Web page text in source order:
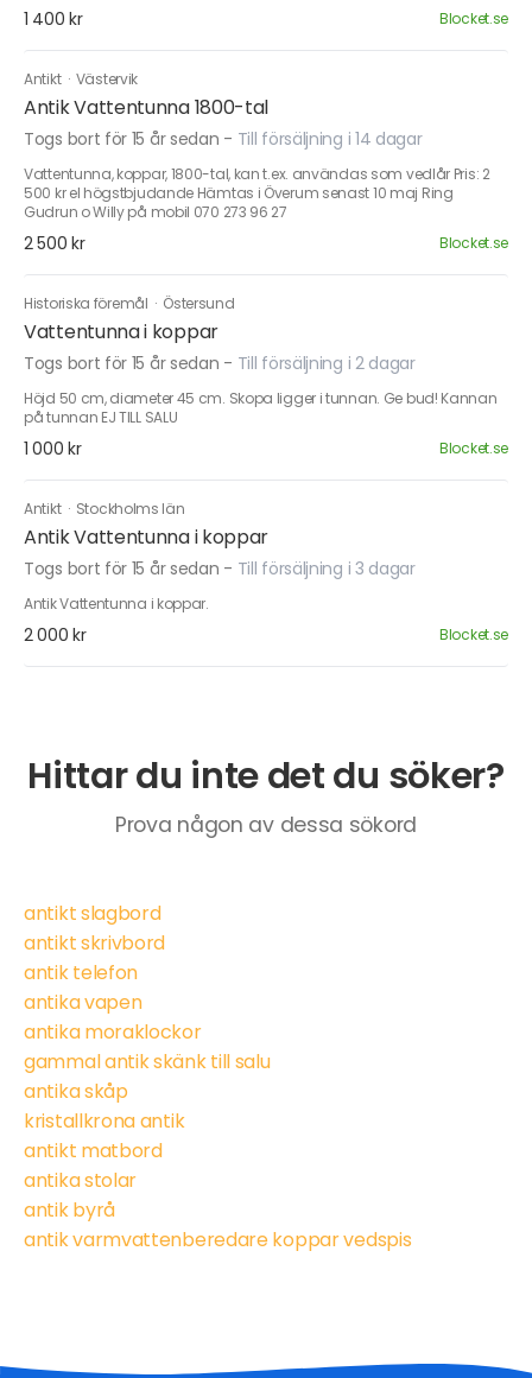
1 400 kr Blocket.se
Antikt · Västervik
Antik Vattentunna 1800-tal
Togs bort för 15 år sedan - Till försäljning i 14 dagar
Vattentunna, koppar, 1800-tal, kan t.ex. användas som vedlår Pris: 2
500 kr el högstbjudande Hämtas i Överum senast 10 maj Ring
Gudrun o Willy på mobil 070 273 96 27
2 500 kr Blocket.se
Historiska föremål · Östersund
Vattentunna i koppar
Togs bort för 15 år sedan - Till försäljning i 2 dagar
Höjd 50 cm, diameter 45 cm. Skopa ligger i tunnan. Ge bud! Kannan
på tunnan EJ TILL SALU
1 000 kr Blocket.se
Antikt · Stockholms län
Antik Vattentunna i koppar
Togs bort för 15 år sedan - Till försäljning i 3 dagar
Antik Vattentunna i koppar.
2 000 kr Blocket.se
Hittar du inte det du söker?
Prova någon av dessa sökord
antikt slagbord
antikt skrivbord
antik telefon
antika vapen
antika moraklockor
gammal antik skänk till salu
antika skåp
kristallkrona antik
antikt matbord
antika stolar
antik byrå
antik varmvattenberedare koppar vedspis